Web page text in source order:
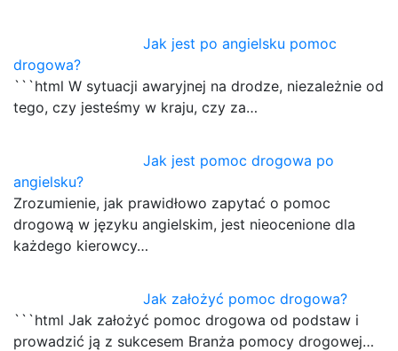
Jak jest po angielsku pomoc
drogowa?
```html W sytuacji awaryjnej na drodze, niezależnie od
tego, czy jesteśmy w kraju, czy za…
Jak jest pomoc drogowa po
angielsku?
Zrozumienie, jak prawidłowo zapytać o pomoc
drogową w języku angielskim, jest nieocenione dla
każdego kierowcy…
Jak założyć pomoc drogowa?
```html Jak założyć pomoc drogowa od podstaw i
prowadzić ją z sukcesem Branża pomocy drogowej…